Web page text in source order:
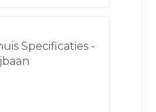
Specificaties -